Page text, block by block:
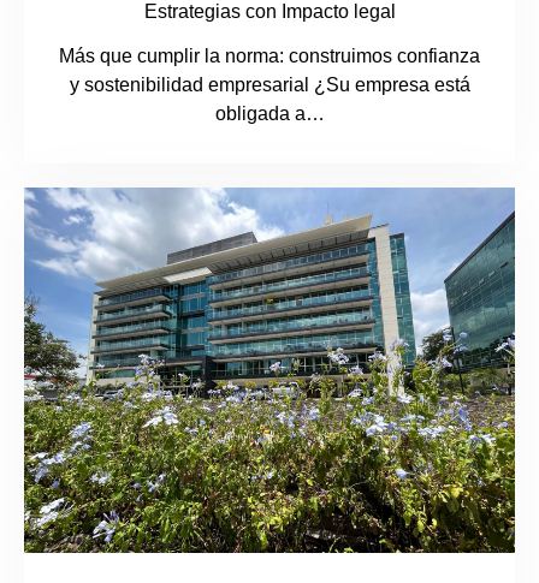
Estrategias con Impacto legal
Más que cumplir la norma: construimos confianza
y sostenibilidad empresarial ¿Su empresa está
obligada a…